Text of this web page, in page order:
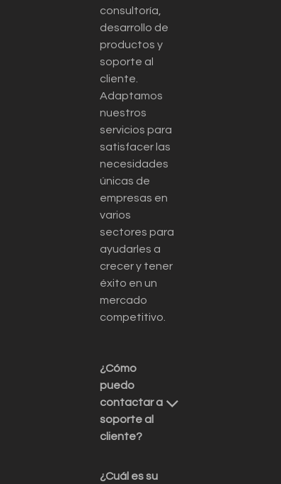
consultoría,
desarrollo de
productos y
soporte al
cliente.
Adaptamos
nuestros
servicios para
satisfacer las
necesidades
únicas de
empresas en
varios
sectores para
ayudarles a
crecer y tener
éxito en un
mercado
competitivo.
¿Cómo
puedo
contactar a
soporte al
cliente?
¿Cuál es su